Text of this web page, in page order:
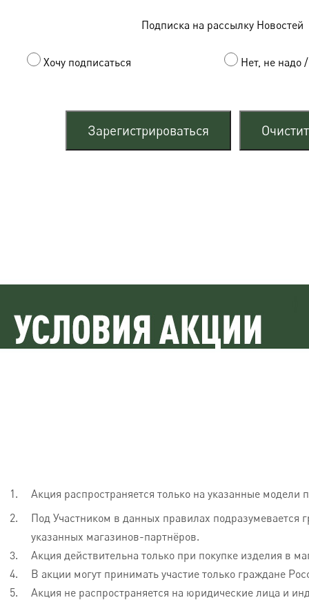
Подписка на рассылку Новостей
Хочу подписаться Нет, не надо
Акция распространяется только на указанные модели
Под Участником в данных правилах
указанных магазинов-партнёров.
Акция действительна только при покупке изделия в
В акции могут принимать участие только граждане
Акция не распространяется на юридические лица и